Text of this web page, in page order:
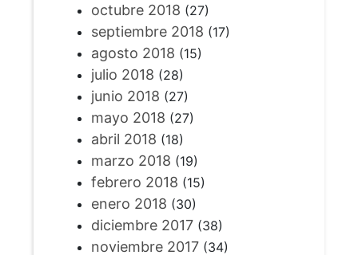
octubre 2018 (27)
septiembre 2018 (17)
agosto 2018 (15)
julio 2018 (28)
junio 2018 (27)
mayo 2018 (27)
abril 2018 (18)
marzo 2018 (19)
febrero 2018 (15)
enero 2018 (30)
diciembre 2017(38)
noviembre 2017(34)